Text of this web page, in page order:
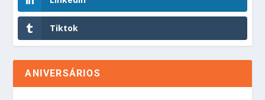
Tiktok
ANIVERSÁRIOS